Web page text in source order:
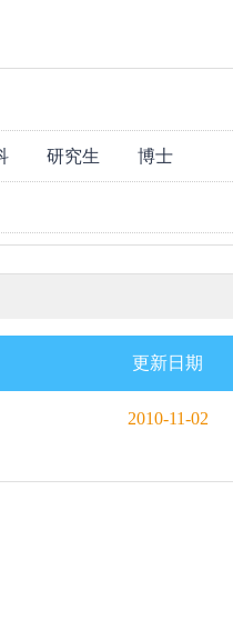
研究生 博士
更新日期
2010-11-02